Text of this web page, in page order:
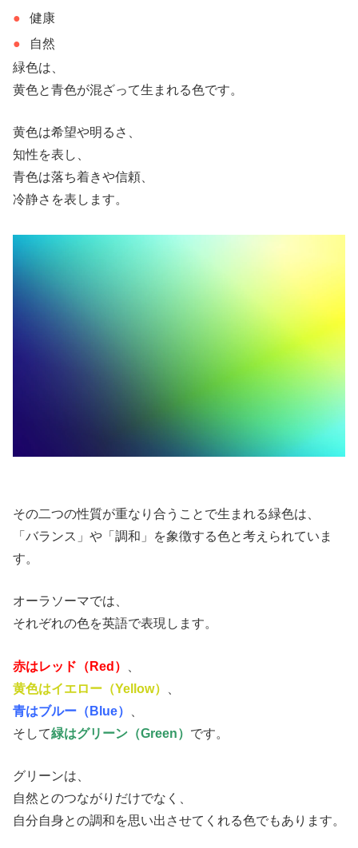
健康
自然
緑色は、
黄色と青色が混ざって生まれる色です。
黄色は希望や明るさ、
知性を表し、
青色は落ち着きや信頼、
冷静さを表します。
その二つの性質が重なり合うことで生まれる緑色は、
「バランス」や「調和」を象徴する色と考えられていま
す。
オーラソーマでは、
それぞれの色を英語で表現します。
赤はレッド（Red）
黄色はイエロー（Yellow）
青はブルー（Blue）
そして緑はグリーン（Green） です。
グリーンは、
自然とのつながりだけでなく、
自分自身との調和を思い出させてくれる色でもあります。